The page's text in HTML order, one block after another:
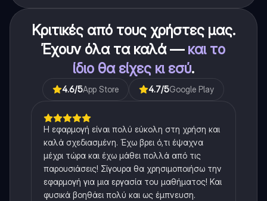
Κριτικές από τους χρήστες μας.
Έχουν όλα τα καλά — και το
ίδιο θα είχες κι εσύ.
4.6/5App Store 4.7/5Google Play
Η εφαρμογή είναι πολύ εύκολη στη χρήση και
καλά σχεδιασμένη. Έχω βρει ό,τι έψαχνα
μέχρι τώρα και έχω μάθει πολλά από τις
παρουσιάσεις! Σίγουρα θα χρησιμοποιήσω την
εφαρμογή για μια εργασία του μαθήματος! Και
φυσικά βοηθάει πολύ και ως έμπνευση.